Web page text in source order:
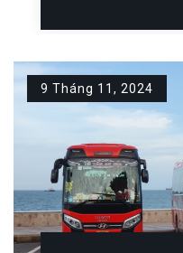
9 Tháng 11, 2024